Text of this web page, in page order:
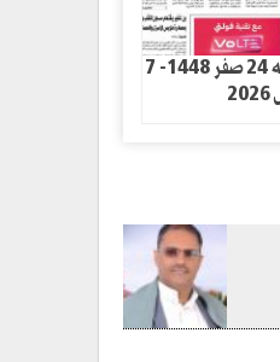
صحيفة الثورة الجمعه 24 صفر 1448- 7